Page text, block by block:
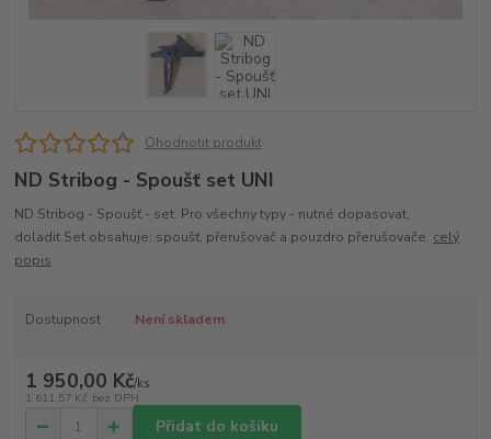
Ohodnotit produkt
ND Stribog - Spoušť set UNI
ND Stribog - Spoušť - set. Pro všechny typy - nutné dopasovat,
doladit.Set obsahuje: spoušť, přerušovač a pouzdro přerušovače. celý
popis
Dostupnost Není skladem
1 950,00 Kč/ks
1 611,57 Kč bez DPH
Přidat do košíku